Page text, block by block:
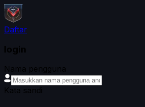
Daftar
login
Nama pengguna
Kata sandi